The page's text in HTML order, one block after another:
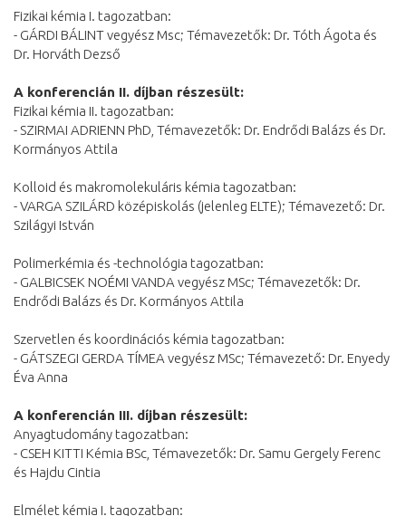
Fizikai kémia I. tagozatban:
- GÁRDI BÁLINT vegyész Msc; Témavezetők: Dr. Tóth Ágota és
Dr. Horváth Dezső
A konferencián II. díjban részesült:
Fizikai kémia II. tagozatban:
- SZIRMAI ADRIENN PhD, Témavezetők: Dr. Endrődi Balázs és Dr.
Kormányos Attila
Kolloid és makromolekuláris kémia tagozatban:
- VARGA SZILÁRD középiskolás (jelenleg ELTE); Témavezető: Dr.
Szilágyi István
Polimerkémia és -technológia tagozatban:
- GALBICSEK NOÉMI VANDA vegyész MSc; Témavezetők: Dr.
Endrődi Balázs és Dr. Kormányos Attila
Szervetlen és koordinációs kémia tagozatban:
- GÁTSZEGI GERDA TÍMEA vegyész MSc; Témavezető: Dr. Enyedy
Éva Anna
A konferencián III. díjban részesült:
Anyagtudomány tagozatban:
- CSEH KITTI Kémia BSc, Témavezetők: Dr. Samu Gergely Ferenc
és Hajdu Cintia
Elmélet kémia I. tagozatban: